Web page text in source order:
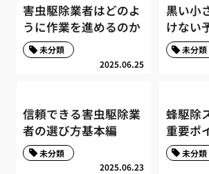
害虫駆除業者はどのよ
うに作業を進めるのか
2025.06.25
未分類
黒い小
けない
未分類
信頼できる害虫駆除業
者の選び方基本編
2025.06.23
未分類
蜂駆除
重要ポ
未分類